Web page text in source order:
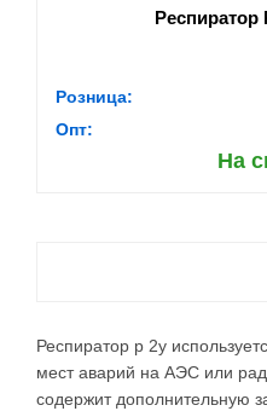
Респиратор
Розница:
Опт:
На
Респиратор р 2у
мест аварий на АЭС или
содержит дополнительную